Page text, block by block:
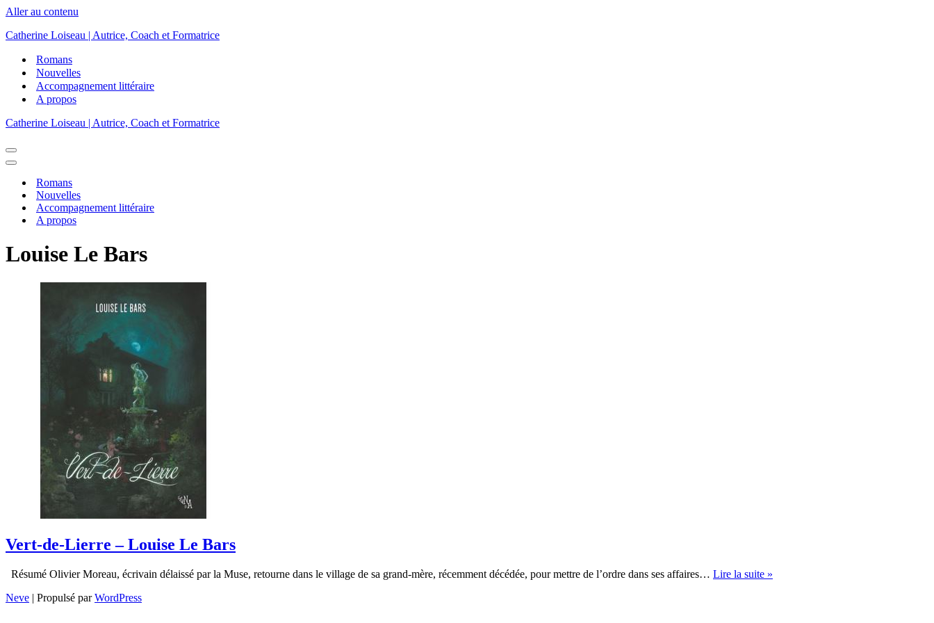
Aller au contenu
Catherine Loiseau | Autrice, Coach et Formatrice
Romans
Nouvelles
Accompagnement littéraire
A propos
Catherine Loiseau | Autrice, Coach et Formatrice
Menu
de
Menu
navigationRomans
Nouvelles
Accompagnement littéraire
A propos
Louise Le Bars
Vert-de-Lierre – Louise Le Bars
Résumé Olivier Moreau, écrivain délaissé par la Muse, retourne dans le village de sa grand-mère, récemment décédée, pour mettre de l’ordre dans ses affaires… Lire la suite »
Neve | Propulsé parWordPress